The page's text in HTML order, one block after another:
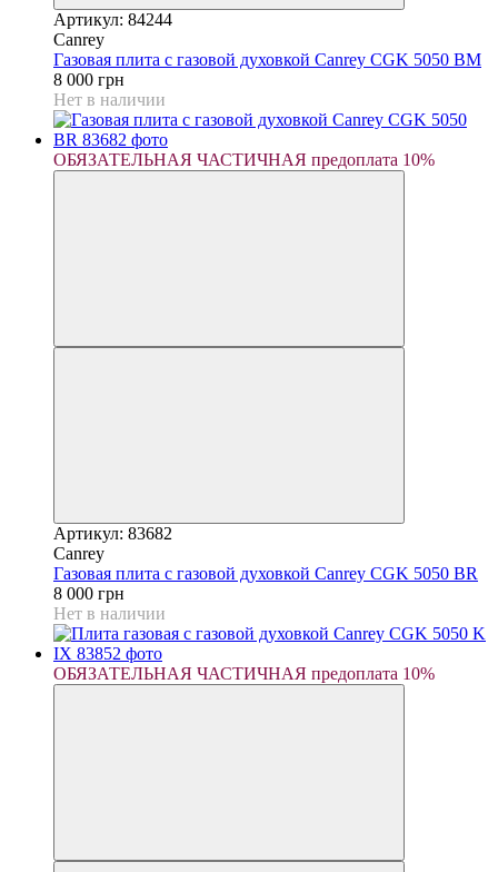
Артикул: 84244
Canrey
Газовая плита с газовой духовкой Canrey CGK 5050 BM
8 000 грн
Нет в наличии
ОБЯЗАТЕЛЬНАЯ ЧАСТИЧНАЯ предоплата 10%
Артикул: 83682
Canrey
Газовая плита с газовой духовкой Canrey CGK 5050 BR
8 000 грн
Нет в наличии
ОБЯЗАТЕЛЬНАЯ ЧАСТИЧНАЯ предоплата 10%